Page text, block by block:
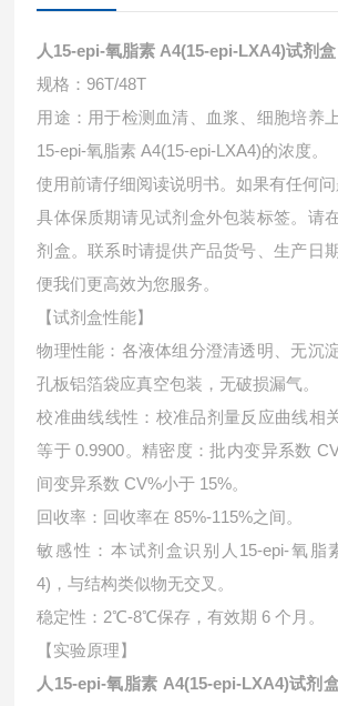
人15-epi-氧脂素 A4(15-epi-LXA4)试剂盒
规格：96T/48T
用途：用于检测血清、血浆、细胞培养
15-epi-氧脂素 A4(15-epi-LXA4)的浓度。
使用前请仔细阅读说明书。如果有任何
具体保质期请见试剂盒外包装标签。请
剂盒。联系时请提供产品货号、生产日
便我们更高效为您服务。
【试剂盒性能】
物理性能：各液体组分澄清透明、无沉
孔板铝箔袋应真空包装，无破损漏气。
校准曲线线性：校准品剂量反应曲线相
等于 0.9900。精密度：批内变异系数
间变异系数 CV%小于 15%。
回收率：回收率在 85%-115%之间。
敏感性：本试剂盒识别 人15-epi-氧脂
4)，与结构类似物无交叉。
稳定性：2℃-8℃保存，有效期 6 个月。
【实验原理】
人15-epi-氧脂素 A4(15-epi-LXA4)试剂